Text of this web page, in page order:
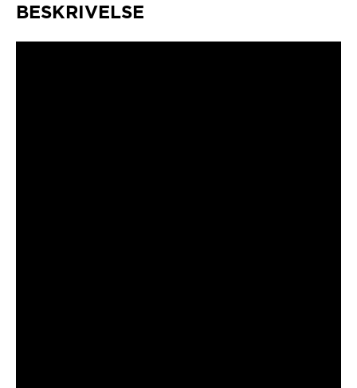
BESKRIVELSE